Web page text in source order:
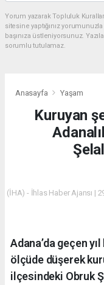
Yorum yazarak Topluluk
sitesine yaptığınız
başınıza üstleniyorsunuz.
sorumlu tutulamaz.
Anasayfa Yaşam
Kuruyan
(İHA) - İhlas Haber Ajansı |
Adana’da geçen
ölçüde düşerek
ilçesindeki Obruk